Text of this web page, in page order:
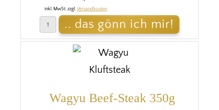
inkl. MwSt. zzgl.Versandkosten
Wagyu Beef-Steak 350g